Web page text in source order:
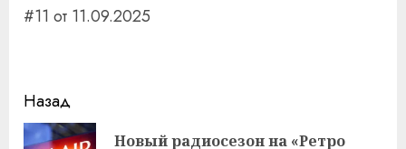
#11 от 11.09.2025
Навигация
записи
Назад
Новый радиосезон на «Ретро